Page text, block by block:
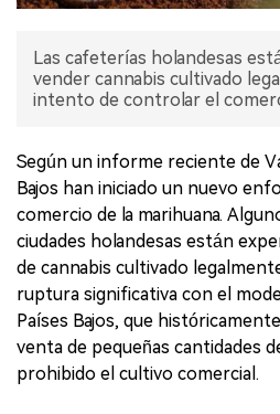
Las cafeterías holandesas
vender cannabis cultivado
intento de controlar el
Según un informe reciente de
Bajos han iniciado un nuevo
comercio de la marihuana.
ciudades holandesas están
de cannabis cultivado
ruptura significativa con el
Países Bajos, que
venta de pequeñas cantidades
prohibido el cultivo comercial.